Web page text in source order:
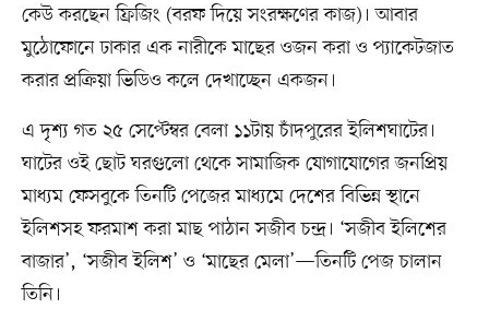
কেউ করছেন ফ্রিজিং (বরফ দিয়ে সংরক্ষণের কাজ)। আবার
মুঠোফোনে ঢাকার এক নারীকে মাছের ওজন করা ও প্যাকেটজাত
করার প্রক্রিয়া ভিডিও কলে দেখাচ্ছেন একজন।
এ দৃশ্য গত ২৫ সেপ্টেম্বর বেলা ১১টায় চাঁদপুরের ইলিশঘাটের।
ঘাটের ওই ছোট ঘরগুলো থেকে সামাজিক যোগাযোগের জনপ্রিয়
মাধ্যম ফেসবুকে তিনটি পেজের মাধ্যমে দেশের বিভিন্ন স্থানে
ইলিশসহ ফরমাশ করা মাছ পাঠান সজীব চন্দ্র। ‘সজীব ইলিশের
বাজার’, ‘সজীব ইলিশ’ ও ‘মাছের মেলা’—তিনটি পেজ চালান
তিনি।